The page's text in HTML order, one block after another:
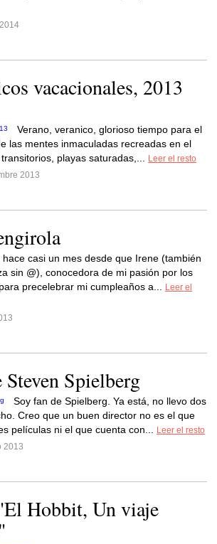
vacacionales, 2013
Verano, veranico, glorioso tiempo para el
las mentes inmaculadas recreadas en el
playas saturadas,...
Leer el resto
2013
hace casi un mes desde que Irene (también
sin @), conocedora de mi pasión por los
precelebrar mi cumpleaños a...
Leer el
Spielberg
Soy fan de Spielberg. Ya está, no llevo dos
Creo que un buen director no es el que
películas ni el que cuenta con...
Leer el resto
2013
Hobbit, Un viaje